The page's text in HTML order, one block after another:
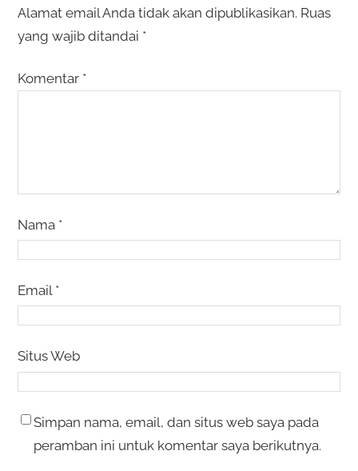
Alamat email Anda tidak akan dipublikasikan. Ruas
yang wajib ditandai *
Komentar *
Nama *
Email *
Situs Web
Simpan nama, email, dan situs web saya pada
peramban ini untuk komentar saya berikutnya.